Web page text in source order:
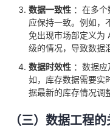
播
活
动
的
关
注
数据一致性 ：在多
应保持一致。例如，
免出现市场部定义为
级的情况，导致数据
数据时效性 ：数据
如，库存数据需要实
据最新的库存情况调
（三）数据工程